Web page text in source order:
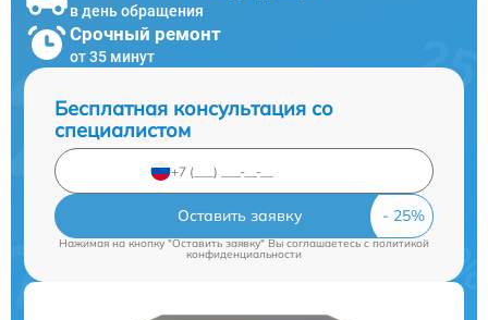
в день обращения
Срочный ремонт
от 35 минут
Бесплатная консультация со
специалистом
Оставить заявку
Нажимая на кнопку "Оставить заявку" Вы соглашаетесь cполитикой
конфиденциальности